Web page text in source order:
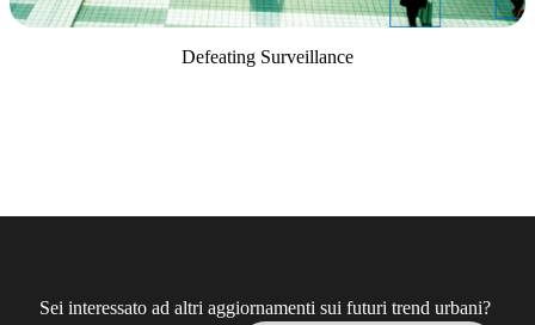
Defeating Surveillance
Sei interessato ad altri aggiornamenti sui futuri trend urbani?